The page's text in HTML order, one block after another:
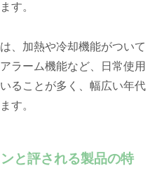
す。
、加熱や冷却機能がついて
ラーム機能など、日常使用
ることが多く、幅広い年代
す。
と評される製品の特